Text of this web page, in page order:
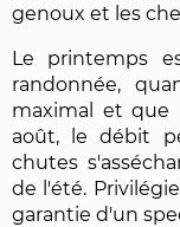
genoux et les
Le printemps
randonnée,
maximal et que
août, le débit
chutes
de l'été.
garantie d'un